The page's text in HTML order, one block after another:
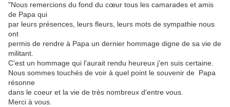
"Nous remercions du fond du cœur tous les camarades et amis
de Papa qui
par leurs présences, leurs fleurs, leurs mots de sympathie nous
ont
permis de rendre à Papa un dernier hommage digne de sa vie de
militant.
C'est un hommage qui l'aurait rendu heureux j'en suis certaine.
Nous sommes touchés de voir à quel point le souvenir de Papa
résonne
dans le coeur et la vie de très nombreux d'entre vous.
Merci à vous.